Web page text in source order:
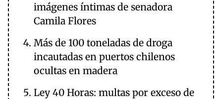
imágenes íntimas de senadora
Camila Flores
Más de 100 toneladas de droga
incautadas en puertos chilenos
ocultas en madera
Ley 40 Horas: multas por exceso de